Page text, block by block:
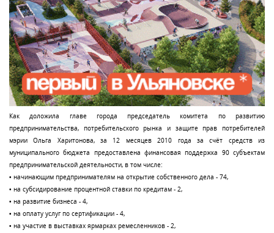
Как доложила главе города председатель комитета по развитию
предпринимательства, потребительского рынка и защите прав потребителей
мэрии Ольга Харитонова, за 12 месяцев 2010 года за счёт средств из
муниципального бюджета предоставлена финансовая поддержка 90 субъектам
предпринимательской деятельности, в том числе:
• начинающим предпринимателям на открытие собственного дела - 74,
• на субсидирование процентной ставки по кредитам - 2,
• на развитие бизнеса - 4,
• на оплату услуг по сертификации - 4,
• на участие в выставках ярмарках ремесленников - 2,